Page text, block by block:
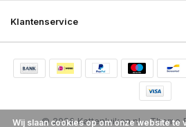
Klantenservice
© 2026 Kattenluiken.nl - Theme
Wij slaan cookies op om onze website te